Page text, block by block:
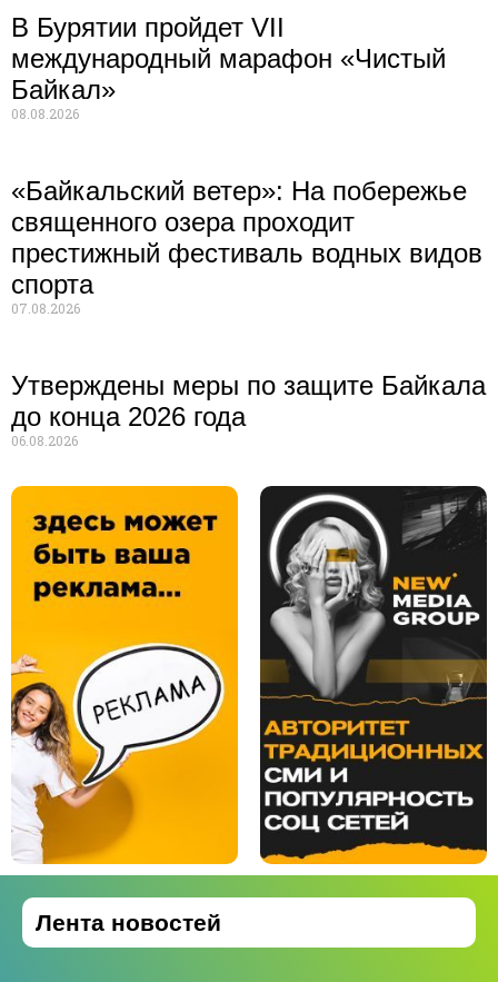
В Бурятии пройдет VII
международный марафон «Чистый
Байкал»
08.08.2026
«Байкальский ветер»: На побережье
священного озера проходит
престижный фестиваль водных видов
спорта
07.08.2026
Утверждены меры по защите Байкала
до конца 2026 года
06.08.2026
Лента новостей